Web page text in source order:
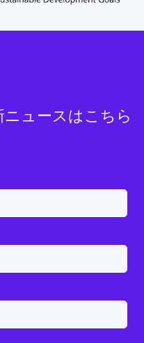
ュースはこちら